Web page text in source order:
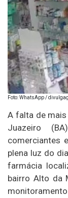
Foto: WhatsApp /
A falta de
Juazeiro
comerciantes
plena luz do
farmácia
bairro Alto da